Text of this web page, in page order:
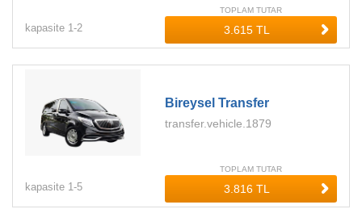
kapasite 1-2
TOPLAM TUTAR
Bireysel Transfer
transfer.vehicle.1879
kapasite 1-5
TOPLAM TUTAR